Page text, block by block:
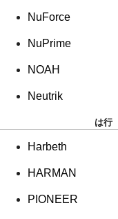
NuForce
NuPrime
NOAH
Neutrik
は行
Harbeth
HARMAN
PIONEER